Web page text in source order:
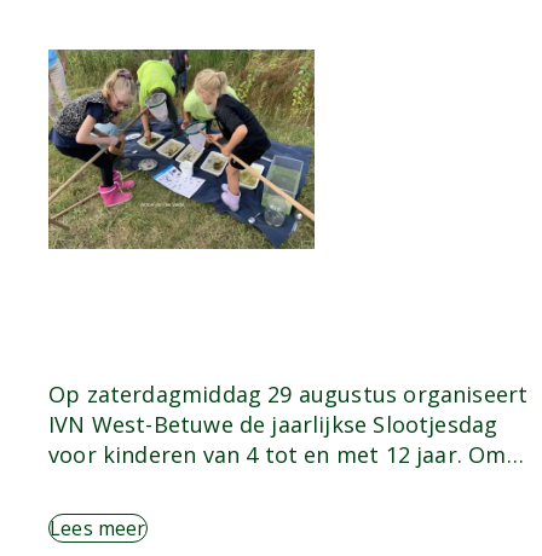
Op zaterdagmiddag 29 augustus organiseert
IVN West-Betuwe de jaarlijkse Slootjesdag
voor kinderen van 4 tot en met 12 jaar. Om…
Lees meer